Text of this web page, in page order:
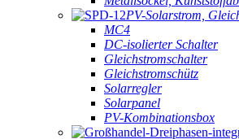
PV-Solarstrom,
MC4
DC-isolierter Schalter
Gleichstromschalter
Gleichstromschütz
Solarregler
Solarpanel
PV-Kombinationsbox